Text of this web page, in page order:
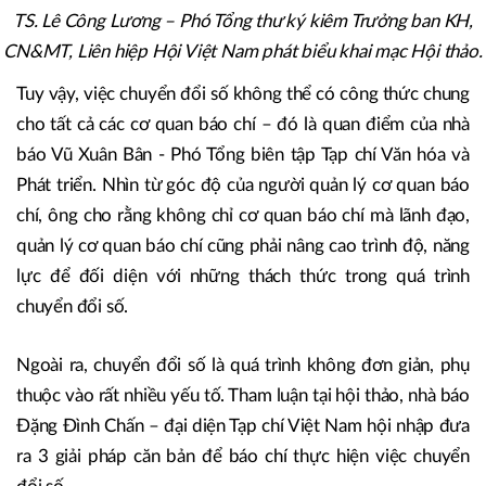
TS. Lê Công Lương – Phó Tổng thư ký kiêm Trưởng ban KH,
CN&MT, Liên hiệp Hội Việt Nam phát biểu khai mạc Hội thảo.
Tuy vậy, việc chuyển đổi số không thể có công thức chung
cho tất cả các cơ quan báo chí – đó là quan điểm của nhà
báo Vũ Xuân Bân - Phó Tổng biên tập Tạp chí Văn hóa và
Phát triển. Nhìn từ góc độ của người quản lý cơ quan báo
chí, ông cho rằng không chỉ cơ quan báo chí mà lãnh đạo,
quản lý cơ quan báo chí cũng phải nâng cao trình độ, năng
lực để đối diện với những thách thức trong quá trình
chuyển đổi số.
Ngoài ra, chuyển đổi số là quá trình không đơn giản, phụ
thuộc vào rất nhiều yếu tố. Tham luận tại hội thảo, nhà báo
Đặng Đình Chấn – đại diện Tạp chí Việt Nam hội nhập đưa
ra 3 giải pháp căn bản để báo chí thực hiện việc chuyển